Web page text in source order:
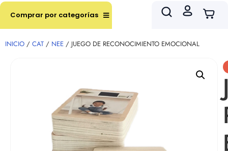
Comprar por categorías
INICIO / CAT / NEE / JUEGO DE RECONOCIMIENTO EMOCIONAL